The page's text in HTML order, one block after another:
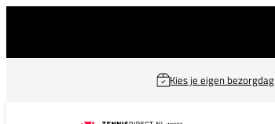
Kies je eigen bezorgdag